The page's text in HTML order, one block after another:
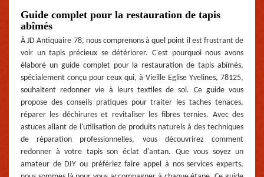
Guide complet pour la restauration de tapis
abîmés
À JD Antiquaire 78, nous comprenons à quel point il est frustrant de
voir un tapis précieux se détériorer. C'est pourquoi nous avons
élaboré un guide complet pour la restauration de tapis abîmés,
spécialement conçu pour ceux qui, à Vieille Eglise Yvelines, 78125,
souhaitent redonner vie à leurs textiles de sol. Ce guide vous
propose des conseils pratiques pour traiter les taches tenaces,
réparer les déchirures et revitaliser les fibres ternies. Avec des
astuces allant de l'utilisation de produits naturels à des techniques
de réparation professionnelles, vous découvrirez comment
redonner à votre tapis son éclat d'antan. Que vous soyez un
amateur de DIY ou préfériez faire appel à nos services experts,